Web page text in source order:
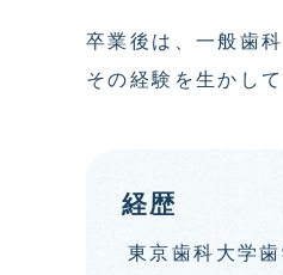
卒業後は、一般歯
その経験を生かし
経歴
東京歯科大学